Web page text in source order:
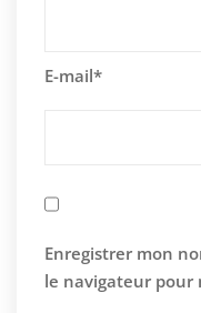
E-mail*
Enregistrer mon
le navigateur pour